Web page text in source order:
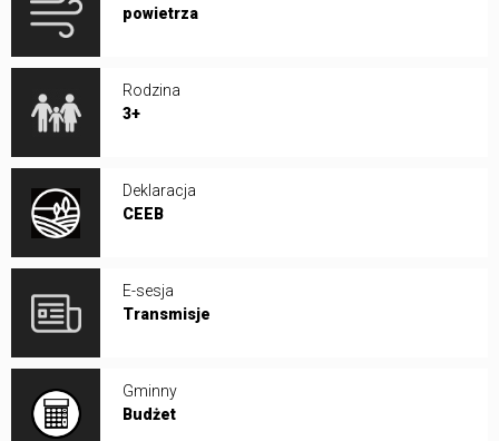
powietrza
Rodzina
3+
Deklaracja
CEEB
E-sesja
Transmisje
Gminny
Budżet